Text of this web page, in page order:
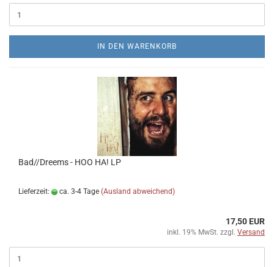
IN DEN WARENKORB
Bad​/​/​Dreems - HOO HA! LP
Lieferzeit: ca. 3-4 Tage (Ausland abweichend)
17,50 EUR
inkl. 19% MwSt. zzgl. Versand